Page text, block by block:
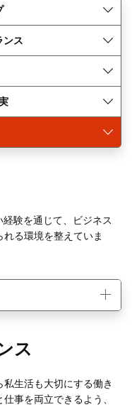
ンス
験を通じて、ビジネス
る環境を整えていま
ス
生活も大切にする働き
事を両立できるよう、